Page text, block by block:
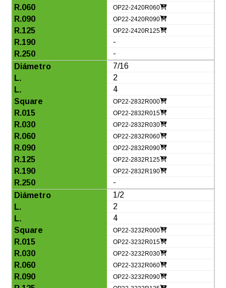
OP22-2420R060
OP22-2420R090
OP22-2420R125
-
-
7/16
2
4
OP22-2832R000
OP22-2832R015
OP22-2832R030
OP22-2832R060
OP22-2832R090
OP22-2832R125
OP22-2832R190
-
1/2
2
4
OP22-3232R000
OP22-3232R015
OP22-3232R030
OP22-3232R060
OP22-3232R090